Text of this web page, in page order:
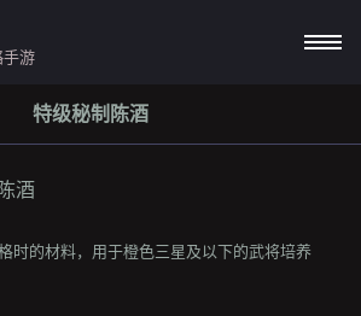
手游
特级秘制陈酒
酒
时的材料，用于橙色三星及以下的武将培养